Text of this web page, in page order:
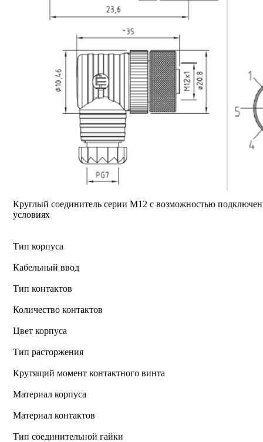
Круглый соединитель серии M12 с возможностью
условиях
Тип корпуса
Кабельный ввод
Тип контактов
Количество контактов
Цвет корпуса
Тип расторжения
Крутящий момент контактного винта
Материал корпуса
Материал контактов
Тип соединительной гайки